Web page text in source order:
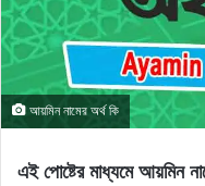
আয়মিন নামের অর্থ কি
এই পোষ্টের মাধ্যমে আয়মিন